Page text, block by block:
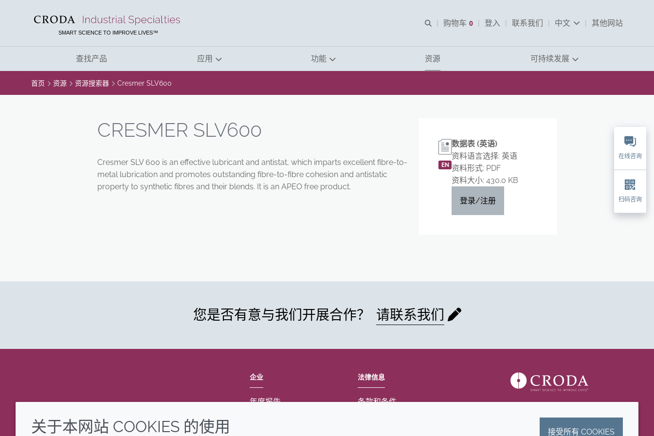
SMART SCIENCE TO IMPROVE LIVES™
Open Search
购物车 0
查看购物车
登入 联系我们 中文 其他网站
查找产品 应用 功能 资源 可持续发展
首页 资源 资源搜索器 Cresmer SLV600
CRESMER SLV600
Cresmer SLV 600 is an effective lubricant and antistat, which imparts excellent fibre-to-
metal lubrication and promotes outstanding fibre-to-fibre cohesion and antistatic
property to synthetic fibres and their blends. It is an APEO free product.
EN
数据表 (英语)
资料语言选择: 英语
资料形式: PDF
资料大小: 430.0 KB
登录/注册
您是否有意与我们开展合作？ 请联系我们
企业
年度报告
法律信息
条款和条件
关于本网站 COOKIES 的使用 接受所有 COOKIES
在线咨询
扫码咨询